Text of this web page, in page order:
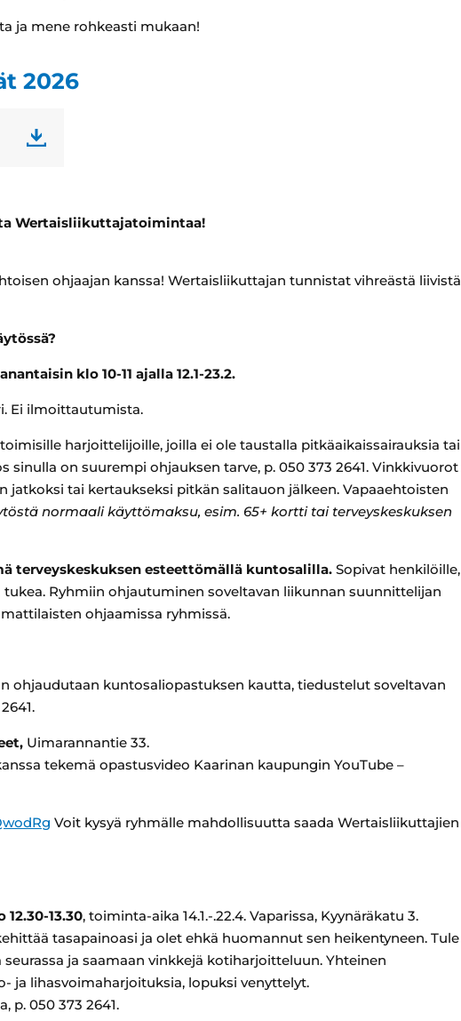
ja mene rohkeasti mukaan!
2026
Wertaisliikuttajatoimintaa!
ohjaajan kanssa! Wertaisliikuttajan tunnistat vihreästä liivistä
klo 10-11 ajalla 12.1-23.2.
Ei ilmoittautumista.
harjoittelijoille, joilla ei ole taustalla pitkäaikaissairauksia tai
on suurempi ohjauksen tarve, p. 050 373 2641. Vinkkivuorot
tai kertaukseksi pitkän salitauon jälkeen. Vapaaehtoisten
normaali käyttömaksu, esim. 65+ kortti tai terveyskeskuksen
terveyskeskuksen esteettömällä kuntosalilla. Sopivat henkilöille,
Ryhmiin ohjautuminen soveltavan liikunnan suunnittelijan
ohjaamissa ryhmissä.
ohjaudutaan kuntosaliopastuksen kautta, tiedustelut soveltavan
Uimarannantie 33.
tekemä opastusvideo Kaarinan kaupungin YouTube –
Voit kysyä ryhmälle mahdollisuutta saada Wertaisliikuttajien
13.30, toiminta-aika 14.1.-.22.4. Vaparissa, Kyynäräkatu 3.
tasapainoasi ja olet ehkä huomannut sen heikentyneen. Tule
ja saamaan vinkkejä kotiharjoitteluun. Yhteinen
ja lihasvoimaharjoituksia, lopuksi venyttelyt.
p. 050 373 2641.